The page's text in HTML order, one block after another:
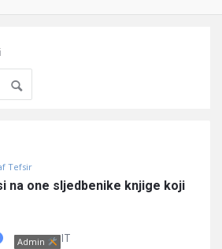
Tefsir
na one sljedbenike knjige koji
Admin IT